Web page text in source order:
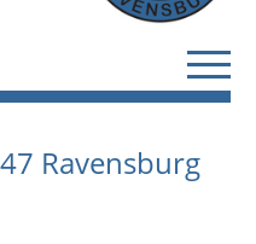
Ravensburg